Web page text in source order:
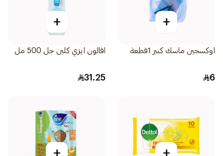
+
اوكسجين ماسك كبير 1قطعة
6
+
افالون ايزي كلين جل 500 مل
31.25
+
+